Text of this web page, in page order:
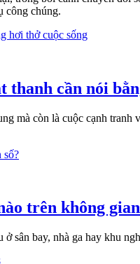
công chúng.
cần nói
mà còn là cuộc cạnh
trên không gian
sân bay, nhà ga hay khu